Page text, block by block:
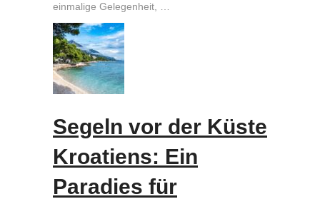
einmalige Gelegenheit, …
Segeln vor der Küste
Kroatiens: Ein
Paradies für